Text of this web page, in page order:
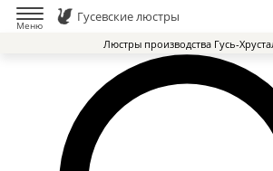
Люстры Гусь-Хрустальный Завод
Доставка и оплата
Избранное
Меню
Гусевские люстры
Люстры производства Гусь-